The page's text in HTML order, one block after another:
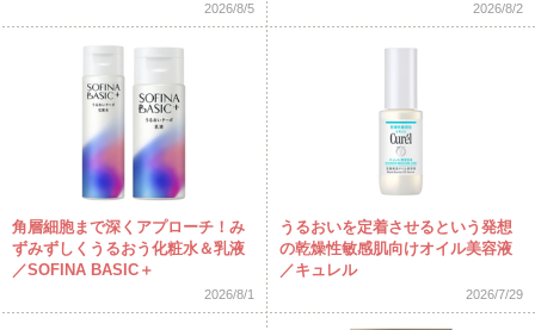
2026/8/5 2026/8/2
角層細胞まで深くアプローチ！み
ずみずしくうるおう化粧水＆乳液
／SOFINA BASIC＋
2026/8/1
うるおいを定着させるという発想
の乾燥性敏感肌向けオイル美容液
／キュレル
2026/7/29